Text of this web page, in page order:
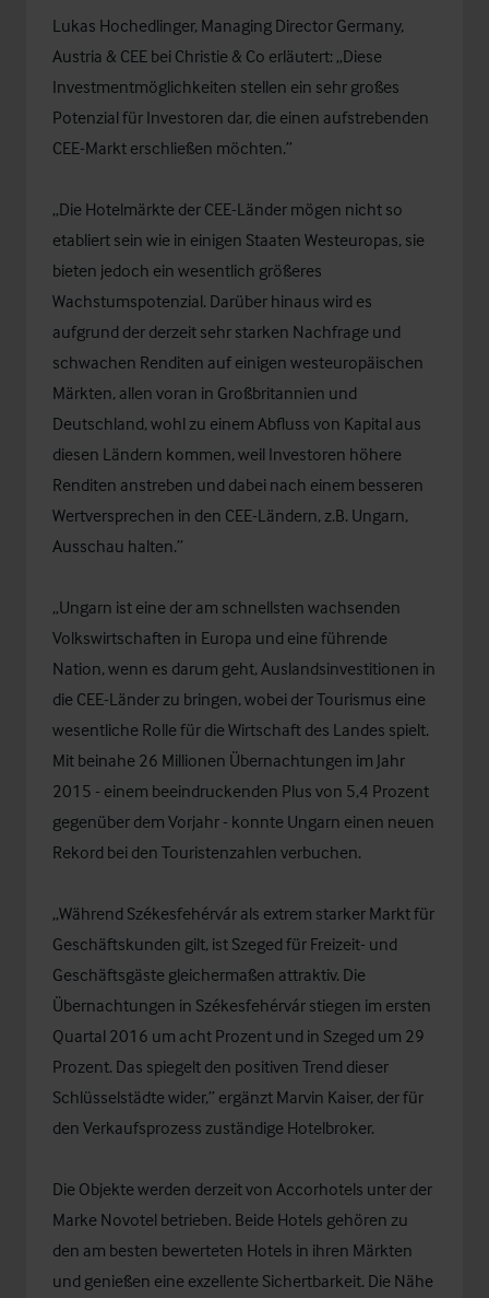
Lukas Hochedlinger, Managing Director Germany,
Austria & CEE bei Christie & Co erläutert: „Diese
Investmentmöglichkeiten stellen ein sehr großes
Potenzial für Investoren dar, die einen aufstrebenden
CEE-Markt erschließen möchten.”
„Die Hotelmärkte der CEE-Länder mögen nicht so
etabliert sein wie in einigen Staaten Westeuropas, sie
bieten jedoch ein wesentlich größeres
Wachstumspotenzial. Darüber hinaus wird es
aufgrund der derzeit sehr starken Nachfrage und
schwachen Renditen auf einigen westeuropäischen
Märkten, allen voran in Großbritannien und
Deutschland, wohl zu einem Abfluss von Kapital aus
diesen Ländern kommen, weil Investoren höhere
Renditen anstreben und dabei nach einem besseren
Wertversprechen in den CEE-Ländern, z.B. Ungarn,
Ausschau halten.”
„Ungarn ist eine der am schnellsten wachsenden
Volkswirtschaften in Europa und eine führende
Nation, wenn es darum geht, Auslandsinvestitionen in
die CEE-Länder zu bringen, wobei der Tourismus eine
wesentliche Rolle für die Wirtschaft des Landes spielt.
Mit beinahe 26 Millionen Übernachtungen im Jahr
2015 - einem beeindruckenden Plus von 5,4 Prozent
gegenüber dem Vorjahr - konnte Ungarn einen neuen
Rekord bei den Touristenzahlen verbuchen.
„Während Székesfehérvár als extrem starker Markt für
Geschäftskunden gilt, ist Szeged für Freizeit- und
Geschäftsgäste gleichermaßen attraktiv. Die
Übernachtungen in Székesfehérvár stiegen im ersten
Quartal 2016 um acht Prozent und in Szeged um 29
Prozent. Das spiegelt den positiven Trend dieser
Schlüsselstädte wider,” ergänzt Marvin Kaiser, der für
den Verkaufsprozess zuständige Hotelbroker.
Die Objekte werden derzeit von Accorhotels unter der
Marke Novotel betrieben. Beide Hotels gehören zu
den am besten bewerteten Hotels in ihren Märkten
und genießen eine exzellente Sichertbarkeit. Die Nähe